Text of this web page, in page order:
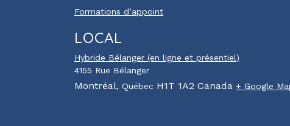
Formations d’appoint
LOCAL
Hybride Bélanger (en ligne et présentiel)
4155 Rue Bélanger
Montréal, Québec H1T 1A2 Canada + Google